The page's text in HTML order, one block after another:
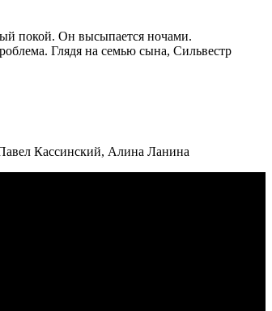
покой. Он высыпается ночами.
Глядя на семью сына, Сильвестр
Кассинский, Алина Ланина